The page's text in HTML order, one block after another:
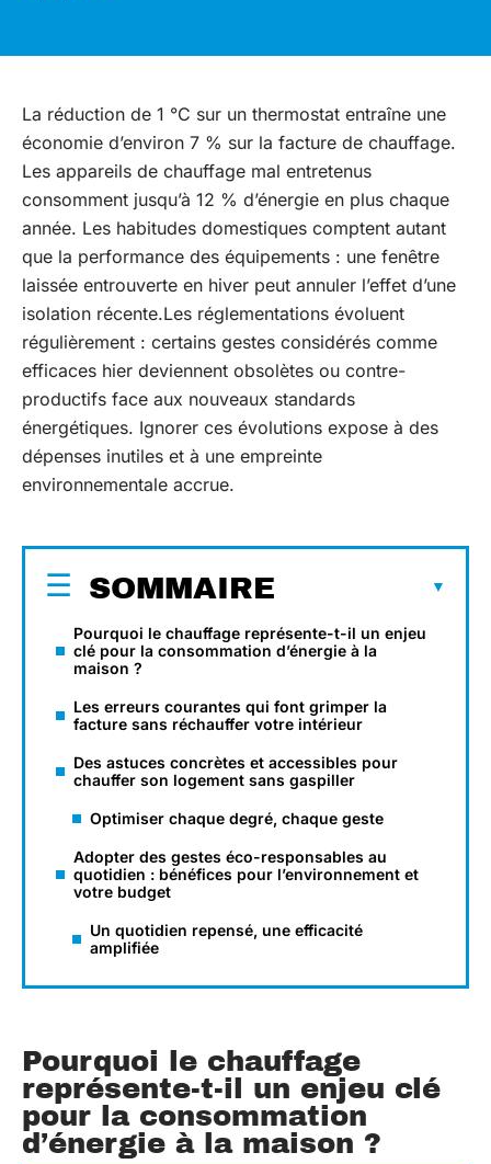
La réduction de 1 °C sur un thermostat entraîne une
économie d’environ 7 % sur la facture de chauffage.
Les appareils de chauffage mal entretenus
consomment jusqu’à 12 % d’énergie en plus chaque
année. Les habitudes domestiques comptent autant
que la performance des équipements : une fenêtre
laissée entrouverte en hiver peut annuler l’effet d’une
isolation récente.Les réglementations évoluent
régulièrement : certains gestes considérés comme
efficaces hier deviennent obsolètes ou contre-
productifs face aux nouveaux standards
énergétiques. Ignorer ces évolutions expose à des
dépenses inutiles et à une empreinte
environnementale accrue.
SOMMAIRE
Pourquoi le chauffage représente-t-il un enjeu
clé pour la consommation d’énergie à la
maison ?
Les erreurs courantes qui font grimper la
facture sans réchauffer votre intérieur
Des astuces concrètes et accessibles pour
chauffer son logement sans gaspiller
Optimiser chaque degré, chaque geste
Adopter des gestes éco-responsables au
quotidien : bénéfices pour l’environnement et
votre budget
Un quotidien repensé, une efficacité
amplifiée
Pourquoi le chauffage
représente-t-il un enjeu clé
pour la consommation
d’énergie à la maison ?